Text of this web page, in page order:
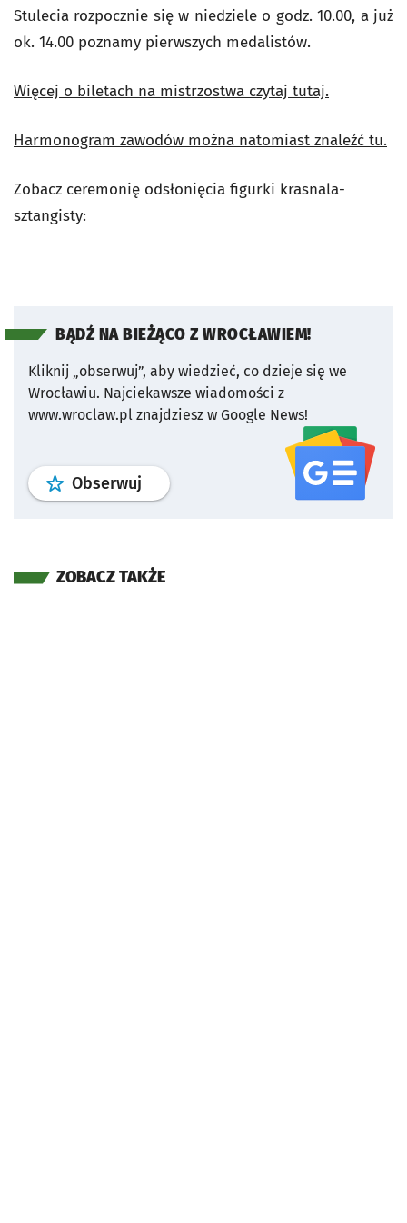
Stulecia rozpocznie się w niedziele o godz. 10.00, a już
ok. 14.00 poznamy pierwszych medalistów.
Więcej o biletach na mistrzostwa czytaj tutaj.
Harmonogram zawodów można natomiast znaleźć tu.
Zobacz ceremonię odsłonięcia figurki krasnala-
sztangisty:
BĄDŹ NA BIEŻĄCO Z WROCŁAWIEM!
Kliknij „obserwuj”, aby wiedzieć, co dzieje się we
Wrocławiu. Najciekawsze wiadomości z
www.wroclaw.pl znajdziesz w Google News!
Obserwuj profil serwisu
ZOBACZ TAKŻE